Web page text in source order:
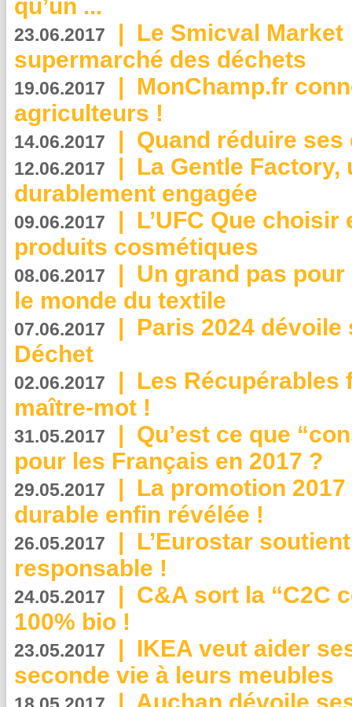
qu’un ...
23.06.2017 | Le Smicval
supermarché des déchets
19.06.2017 | MonChamp.fr
agriculteurs !
14.06.2017 | Quand réduire
12.06.2017 | La Gentle
durablement engagée
09.06.2017 | L’UFC Que
produits cosmétiques
08.06.2017 | Un grand pas
le monde du textile
07.06.2017 | Paris 2024
Déchet
02.06.2017 | Les Récupérables
maître-mot !
31.05.2017 | Qu’est ce que
pour les Français en 2017 ?
29.05.2017 | La promotion
durable enfin révélée !
26.05.2017 | L’Eurostar
responsable !
24.05.2017 | C&A sort la “C2C
100% bio !
23.05.2017 | IKEA veut aider
seconde vie à leurs meubles